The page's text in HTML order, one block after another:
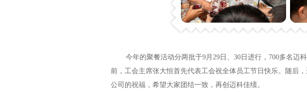
今年的聚餐活动分两批于9月29日、30日进行，700多名迈
前，工会主席张大恒首先代表工会祝全体员工节日快乐。随后
公司的祝福，希望大家团结一致，再创迈科佳绩。